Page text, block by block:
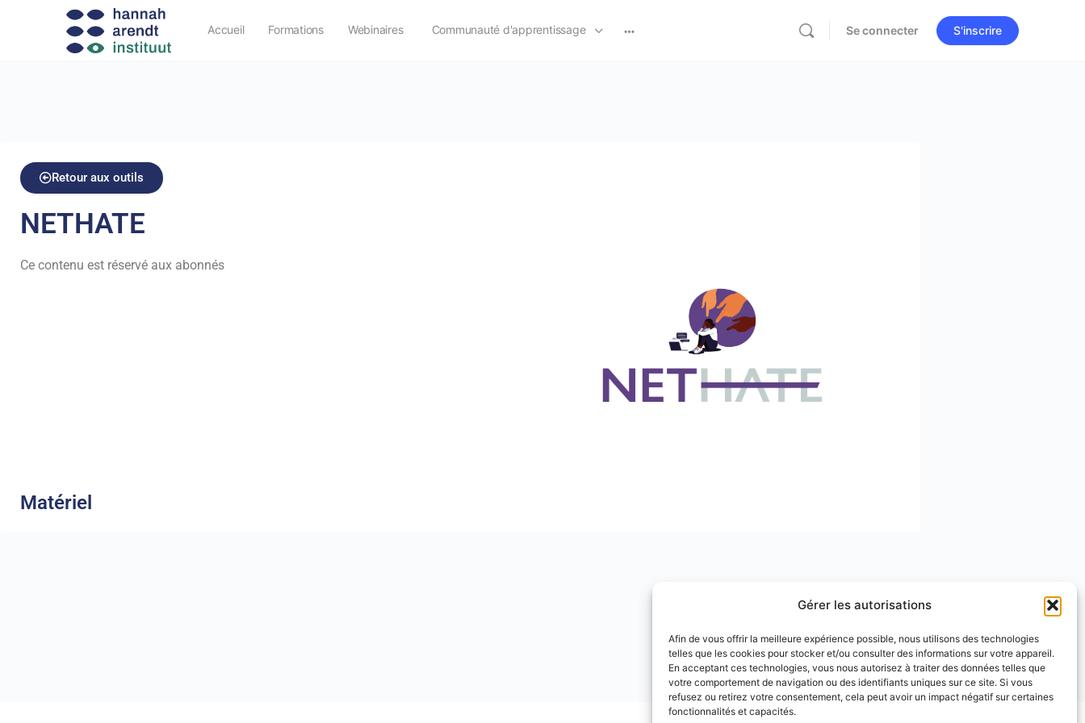
Gérer les autorisations
Afin de vous offrir la meilleure expérience possible, nous utilisons des technologies
telles que les cookies pour stocker et/ou consulter des informations sur votre appareil.
En acceptant ces technologies, vous nous autorisez à traiter des données telles que
votre comportement de navigation ou des identifiants uniques sur ce site. Si vous
refusez ou retirez votre consentement, cela peut avoir un impact négatif sur certaines
fonctionnalités et capacités.
Accueil Formations Webinaires Communauté d'apprentissage Se connecter S'inscrire
Retour aux outils
NETHATE
Ce contenu est réservé aux abonnés
Matériel